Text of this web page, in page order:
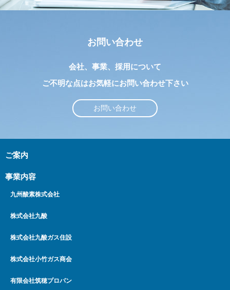
お問い合わせ
会社、事業、採用について
ご不明な点はお気軽にお問い合わせ下さい
お問い合わせ
ご案内
事業内容
九州酸素株式会社
株式会社九酸
株式会社九酸ガス住設
株式会社小竹ガス商会
有限会社筑穂プロパン